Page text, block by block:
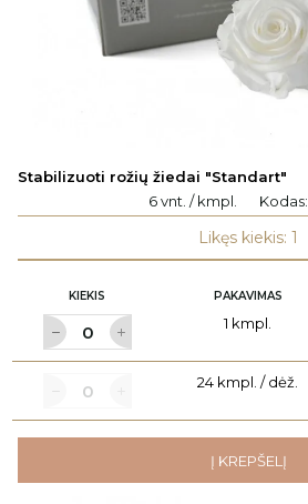
Stabilizuoti rožių žiedai "Standart"
6 vnt. / kmpl.
Kodas:
Likęs kiekis: 1
KIEKIS PAKAVIMAS
1 kmpl.
24 kmpl. / dėž.
Į KREPŠELĮ